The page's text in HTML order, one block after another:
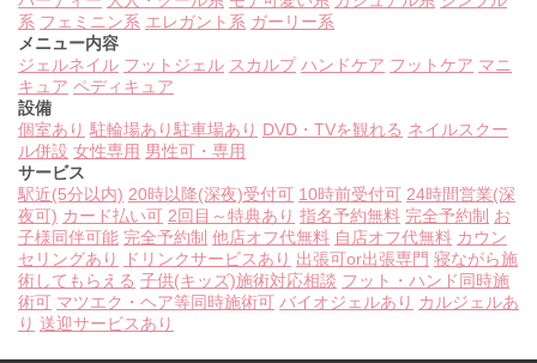
系 フェミニン系 エレガント系 ガーリー系
メニュー内容
ジェルネイル フットジェル スカルプ ハンドケア フットケア マニ
キュア ペディキュア
設備
個室あり 駐輪場あり駐車場あり DVD・TVを観れる ネイルスクー
ル併設 女性専用 男性可・専用
サービス
駅近(5分以内) 20時以降(深夜)受付可 10時前受付可 24時間営業(深
夜可) カード払い可 2回目～特典あり 指名予約無料 完全予約制 お
子様同伴可能 完全予約制 他店オフ代無料 自店オフ代無料 カウン
セリングあり
ドリンクサービスあり 出張可or出張専門 寝ながら施
術してもらえる 子供(キッズ)施術対応相談 フット・ハンド同時施
術可 マツエク・ヘア等同時施術可 バイオジェルあり カルジェルあ
り 送迎サービスあり